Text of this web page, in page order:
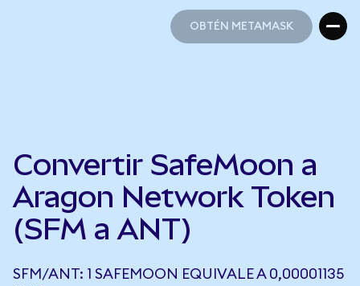
OBTÉN METAMASK
Convertir SafeMoon a
Aragon Network Token
(SFM a ANT)
SFM/ANT: 1 SAFEMOON EQUIVALE A 0,00001135